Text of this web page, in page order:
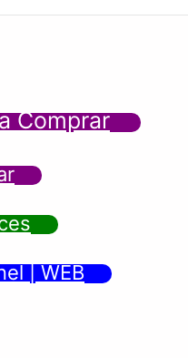
Comprar
| WEB